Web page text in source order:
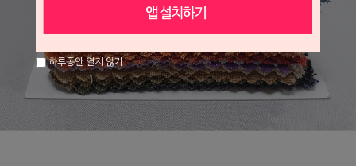
하루동안 열지 않기